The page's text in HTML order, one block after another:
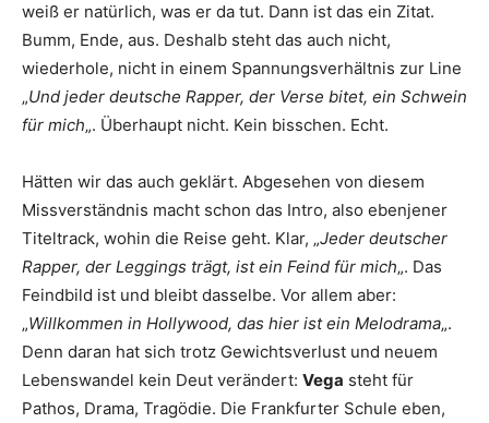
weiß er natürlich, was er da tut. Dann ist das ein Zitat.
Bumm, Ende, aus. Deshalb steht das auch nicht,
wiederhole, nicht in einem Spannungsverhältnis zur Line
„Und jeder deutsche Rapper, der Verse bitet, ein Schwein
für mich„. Überhaupt nicht. Kein bisschen. Echt.
Hätten wir das auch geklärt. Abgesehen von diesem
Missverständnis macht schon das Intro, also ebenjener
Titeltrack, wohin die Reise geht. Klar, „Jeder deutscher
Rapper, der Leggings trägt, ist ein Feind für mich„. Das
Feindbild ist und bleibt dasselbe. Vor allem aber:
„Willkommen in Hollywood, das hier ist ein Melodrama„.
Denn daran hat sich trotz Gewichtsverlust und neuem
Lebenswandel kein Deut verändert: Vega steht für
Pathos, Drama, Tragödie. Die Frankfurter Schule eben,